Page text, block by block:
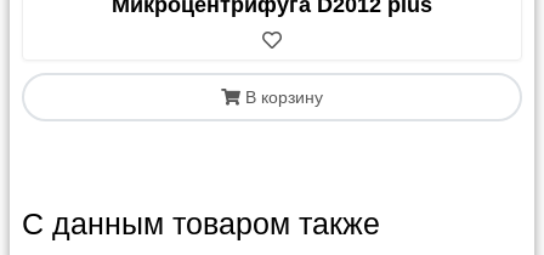
Микроцентрифуга D2012 plus
В корзину
С данным товаром также